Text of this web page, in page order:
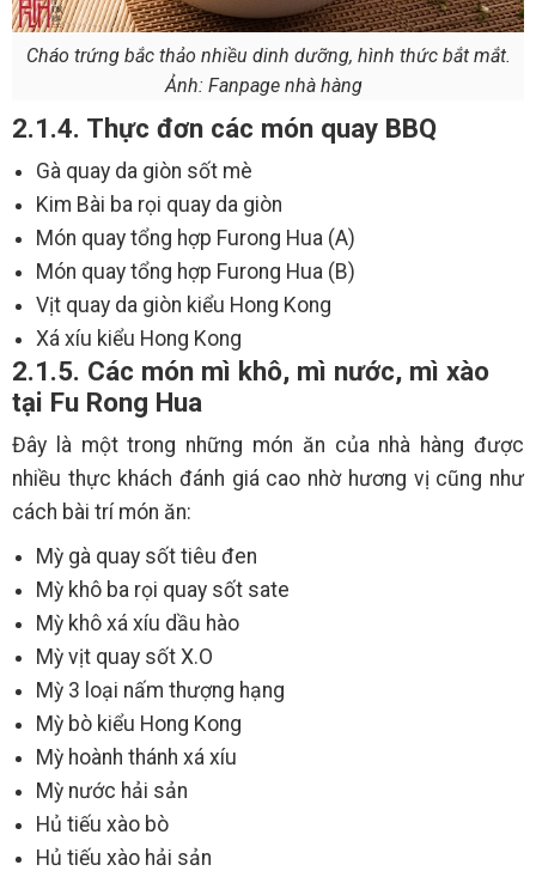
Cháo trứng bắc thảo nhiều dinh dưỡng, hình thức bắt mắt.
Ảnh: Fanpage nhà hàng
2.1.4. Thực đơn các món quay BBQ
Gà quay da giòn sốt mè
Kim Bài ba rọi quay da giòn
Món quay tổng hợp Furong Hua (A)
Món quay tổng hợp Furong Hua (B)
Vịt quay da giòn kiểu Hong Kong
Xá xíu kiểu Hong Kong
2.1.5. Các món mì khô, mì nước, mì xào
tại Fu Rong Hua
Đây là một trong những món ăn của nhà hàng được
nhiều thực khách đánh giá cao nhờ hương vị cũng như
cách bài trí món ăn:
Mỳ gà quay sốt tiêu đen
Mỳ khô ba rọi quay sốt sate
Mỳ khô xá xíu dầu hào
Mỳ vịt quay sốt X.O
Mỳ 3 loại nấm thượng hạng
Mỳ bò kiểu Hong Kong
Mỳ hoành thánh xá xíu
Mỳ nước hải sản
Hủ tiếu xào bò
Hủ tiếu xào hải sản